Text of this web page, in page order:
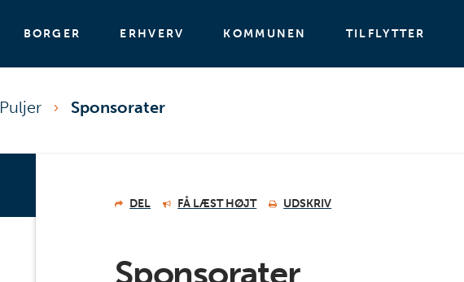
BORGER ERHVERV KOMMUNEN TILFLYTTER
Puljer Sponsorater
DEL FÅ LÆST HØJT UDSKRIV
Sponsorater